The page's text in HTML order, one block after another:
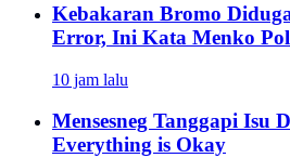
Kebakaran Bromo
Error, Ini Kata Menko
10 jam lalu
Mensesneg Tanggapi Isu
Everything is Okay